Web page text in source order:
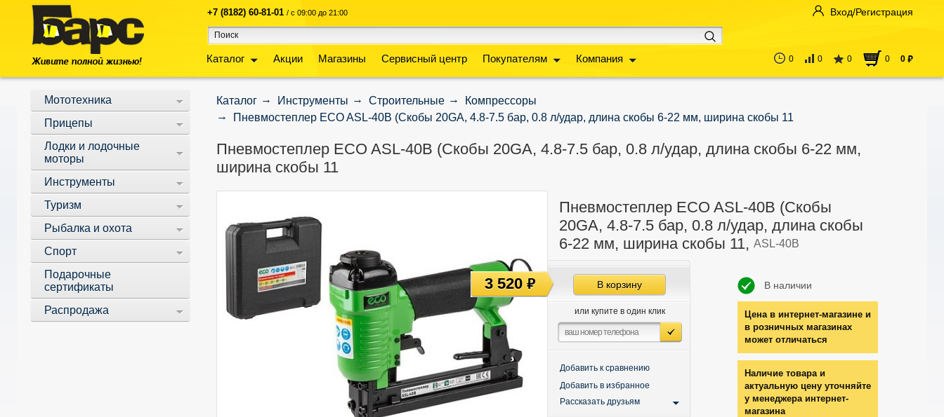
+7 (8182) 60-81-01 / с 09:00 до 21:00
Каталог Акции Магазины Сервисный центр Покупателям Компания
Вход/Регистрация
0 0 0 0 0 руб
Мототехника
Прицепы
Лодки и лодочные
моторы
Инструменты
Туризм
Рыбалка и охота
Спорт
Подарочные
сертификаты
Распродажа
Каталог Инструменты Строительные
Компрессоры
Пневмостеплер ECO ASL-40B (Скобы 20GA, 4.8-7.5 бар, 0.8 л/удар, длина скобы 6-22 мм, ширина скобы 11
Пневмостеплер ECO ASL-40B (Скобы 20GA, 4.8-7.5 бар, 0.8 л/удар, длина скобы 6-22 мм,
ширина скобы 11
Пневмостеплер ECO ASL-40B (Скобы
20GA, 4.8-7.5 бар, 0.8 л/удар, длина скобы
6-22 мм, ширина скобы 11, ASL-40B
В наличии
Цена в интернет-магазине и
в розничных магазинах
может отличаться
Наличие товара и
актуальную цену уточняйте
у менеджера интернет-
магазина
В корзину
или купите в один клик
Добавить к сравнению
Добавить в избранное
Рассказать друзьям
3 520руб